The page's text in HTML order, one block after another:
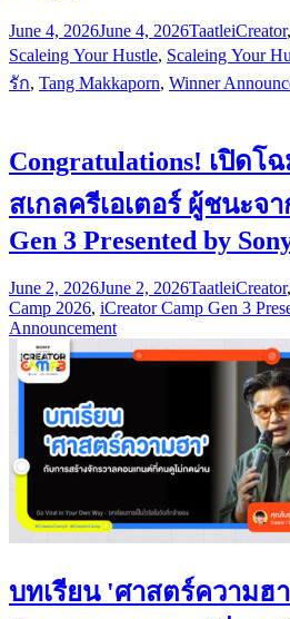
June 4, 2026June 4, 2026TaatleiCreator,
Scaleing Your Hustle, Scaleing Your
รัก, Tang Makkaporn, Winner
Congratulations! เปิดโ
สเกลครีเอเตอร์ ผู้ชนะจ
Gen 3 Presented by
June 2, 2026June 2, 2026TaatleiCreator,
Camp 2026, iCreator Camp Gen 3
Announcement
บทเรียน 'ศาสตร์ความฮ